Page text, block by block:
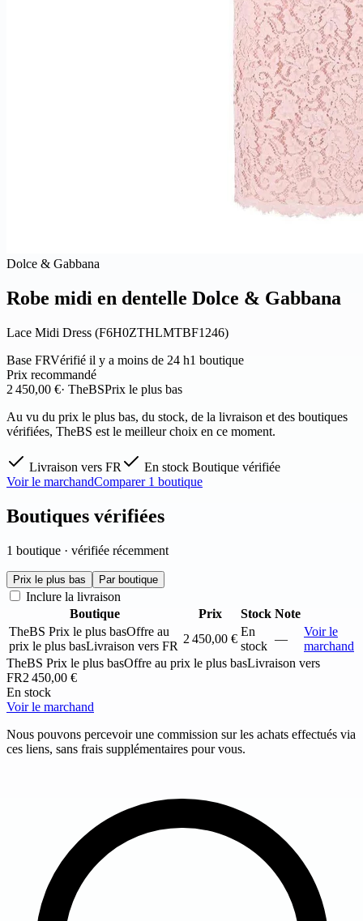
Dolce & Gabbana
Robe midi en dentelle Dolce & Gabbana
Lace Midi Dress (F6H0ZTHLMTBF1246)
Base FRVérifié il y a moins de 24 h1 boutique
Prix recommandé
2 450,00 €· TheBSPrix le plus bas
Au vu du prix le plus bas, du stock, de la livraison et des boutiques
vérifiées, TheBS est le meilleur choix en ce moment.
Livraison vers FR En stock Boutique vérifiée
Voir le marchandComparer 1 boutique
Boutiques vérifiées
1 boutique · vérifiée récemment
Prix le plus bas Par boutique
Inclure la livraison
Boutique
Prix Stock Note
TheBS Prix le plus basOffre au
prix le plus basLivraison vers FR
2 450,00 €
En
stock
—
Voir le
marchand
TheBS Prix le plus basOffre au prix le plus basLivraison vers
FR2 450,00 €
En stock
Voir le marchand
Nous pouvons percevoir une commission sur les achats effectués via
ces liens, sans frais supplémentaires pour vous.